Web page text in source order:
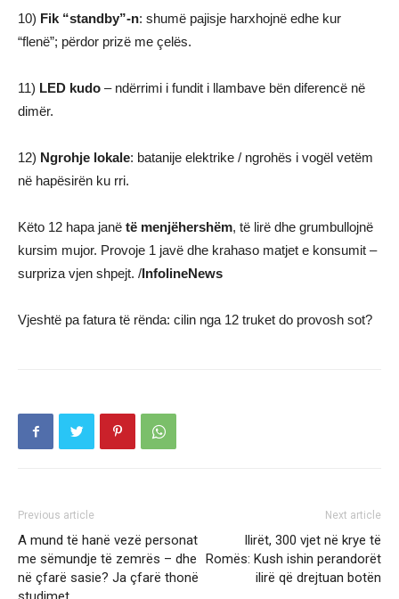
10) Fik “standby”-n: shumë pajisje harxhojnë edhe kur
“flenë”; përdor prizë me çelës.
11) LED kudo – ndërrimi i fundit i llambave bën diferencë në
dimër.
12) Ngrohje lokale: batanije elektrike / ngrohës i vogël vetëm
në hapësirën ku rri.
Këto 12 hapa janë të menjëhershëm, të lirë dhe grumbullojnë
kursim mujor. Provoje 1 javë dhe krahaso matjet e konsumit –
surpriza vjen shpejt. /InfolineNews
Vjeshtë pa fatura të rënda: cilin nga 12 truket do provosh sot?
Previous article
A mund të hanë vezë personat
me sëmundje të zemrës – dhe
në çfarë sasie? Ja çfarë thonë
Next article
Ilirët, 300 vjet në krye të
Romës: Kush ishin perandorët
ilirë që drejtuan botën